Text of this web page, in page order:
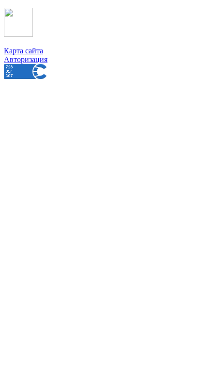
Карта сайта
Авторизация